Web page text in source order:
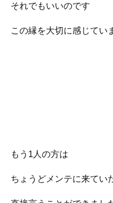
それでもいいのです
この縁を大切に感じてい
もう1人の方は
ちょうどメンテに来てい